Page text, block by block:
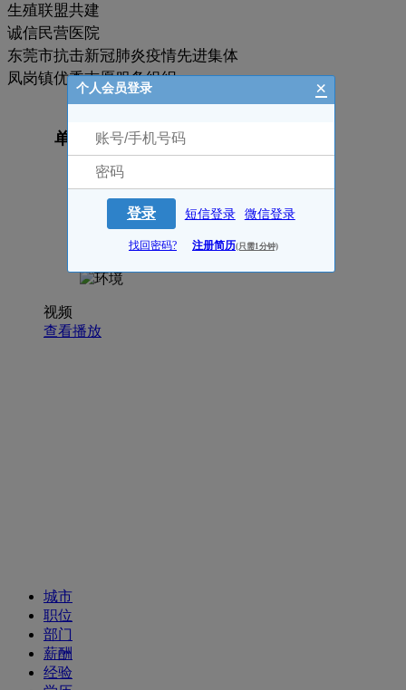
生殖联盟共建
诚信民营医院
东莞市抗击新冠肺炎疫情先进集体
凤岗镇优秀志愿服务组织
单位照片
视频
查看播放
城市
职位
部门
薪酬
经验
个人会员登录 ×
登录 短信登录 微信登录
找回密码? 注册简历(只需1分钟)